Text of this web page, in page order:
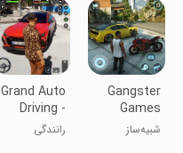
Gangster
Games
Crime
Simulator
شبیه‌ساز
Grand Auto
Driving -
Car Game
رانندگی